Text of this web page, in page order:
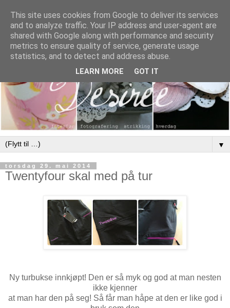
▼
torsdag 29. mai 2014
Twentyfour skal med på tur
Ny turbukse innkjøpt! Den er så myk og god at man nesten
ikke kjenner
at man har den på seg! Så får man håpe at den er like god i
This site uses cookies from Google to deliver its services
and to analyze traffic. Your IP address and user-agent are
shared with Google along with performance and security
metrics to ensure quality of service, generate usage
statistics, and to detect and address abuse.
LEARN MORE GOT IT